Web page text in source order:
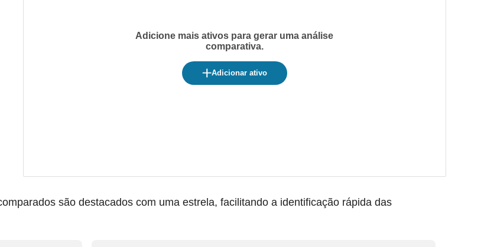
Adicione mais ativos para gerar uma análise
comparativa.
Adicionar ativo
são destacados com uma estrela, facilitando a identificação rápida das